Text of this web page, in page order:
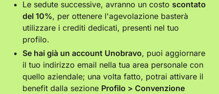
Le sedute successive, avranno un costo scontato
del 10%, per ottenere l'agevolazione basterà
utilizzare i crediti dedicati, presenti nel tuo
profilo.
Se hai già un account Unobravo, puoi aggiornare
il tuo indirizzo email nella tua area personale con
quello aziendale; una volta fatto, potrai attivare il
benefit dalla sezione Profilo > Convenzione